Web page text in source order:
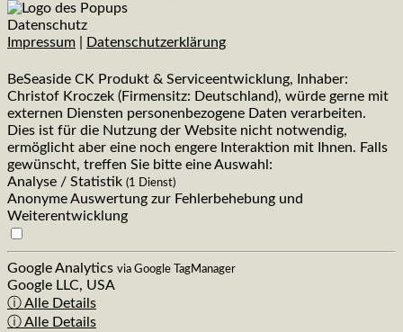
Datenschutz
Impressum
Datenschutzerklärung
BeSeaside CK Produkt & Serviceentwicklung, Inhaber:
Christof Kroczek (Firmensitz: Deutschland), würde gerne mit
externen Diensten personenbezogene Daten verarbeiten.
Dies ist für die Nutzung der Website nicht notwendig,
ermöglicht aber eine noch engere Interaktion mit Ihnen. Falls
gewünscht, treffen Sie bitte eine Auswahl:
Analyse / Statistik (1 Dienst)
Anonyme Auswertung zur Fehlerbehebung und
Weiterentwicklung
Google Analytics via Google TagManager
Google LLC, USA
ⓘ Alle Details
ⓘ Alle Details